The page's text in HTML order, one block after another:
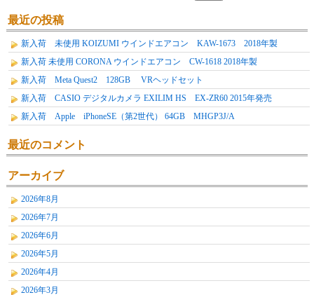
最近の投稿
新入荷 未使用 KOIZUMI ウインドエアコン KAW-1673 2018年製
新入荷 未使用 CORONA ウインドエアコン CW-1618 2018年製
新入荷 Meta Quest2 128GB VRヘッドセット
新入荷 CASIO デジタルカメラ EXILIM HS EX-ZR60 2015年発売
新入荷 Apple iPhoneSE（第2世代） 64GB MHGP3J/A
最近のコメント
アーカイブ
2026年8月
2026年7月
2026年6月
2026年5月
2026年4月
2026年3月